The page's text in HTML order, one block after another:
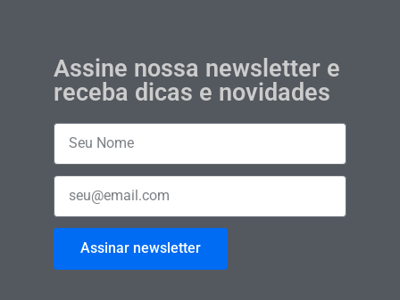
Assine nossa newsletter e
receba dicas e novidades
Assinar newsletter